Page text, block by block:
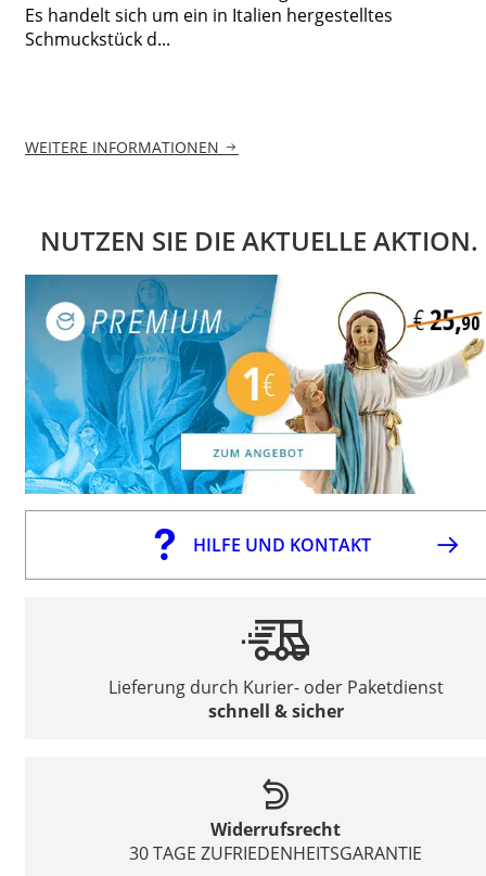
Es handelt sich um ein in Italien hergestelltes
Schmuckstück d...
WEITERE INFORMATIONEN
NUTZEN SIE DIE AKTUELLE AKTION.
HILFE UND KONTAKT
Lieferung durch Kurier- oder Paketdienst
schnell & sicher
Widerrufsrecht
30 TAGE ZUFRIEDENHEITSGARANTIE